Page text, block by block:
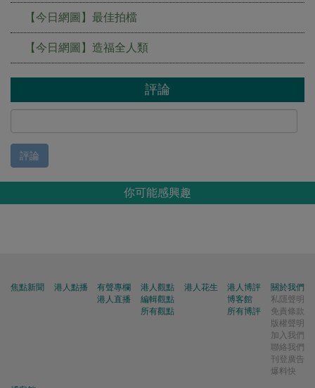
【今日網圖】最佳拍檔
【今日網圖】造福全人類
評論
評論
你可能感興趣
焦點新聞 港人點播
有聲專欄
港人直播
港人觀點
編輯觀點
所有觀點
港人花生
港人博評
博客館
所有博評
關於我們
私隱聲明
免責條款
版權聲明
加入我們
聯絡我們
刊登廣告
爆料快